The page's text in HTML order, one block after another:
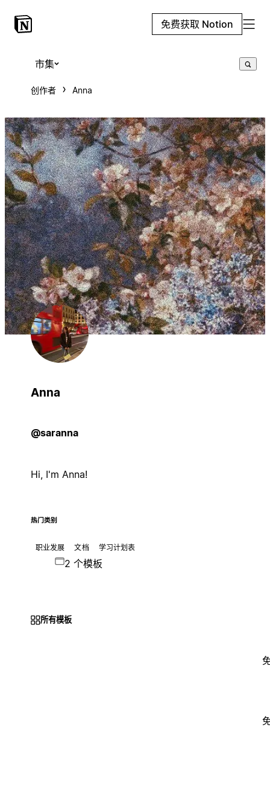
免费获取 Notion
市集
创作者 Anna
Anna
@saranna
Hi, I'm Anna!
热门类别
职业发展 文档 学习计划表
2 个模板
所有模板